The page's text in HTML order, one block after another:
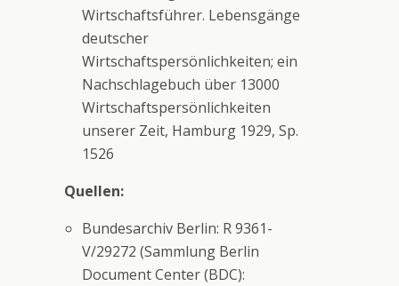
Wirtschaftsführer. Lebensgänge
deutscher
Wirtschaftspersönlichkeiten; ein
Nachschlagebuch über 13000
Wirtschaftspersönlichkeiten
unserer Zeit, Hamburg 1929, Sp.
1526
Quellen:
Bundesarchiv Berlin: R 9361-
V/29272 (Sammlung Berlin
Document Center (BDC):